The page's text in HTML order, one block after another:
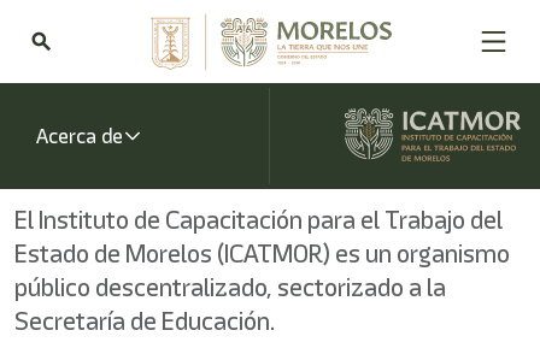
de
Para
iniciar
lector
de
search
Acerca de
El Instituto de Capacitación para el Trabajo del
Estado de Morelos (ICATMOR) es un organismo
público descentralizado, sectorizado a la
Secretaría de Educación.